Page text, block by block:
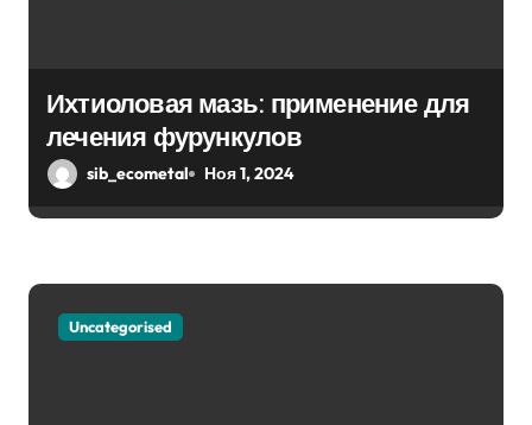
п
и
я
Ихтиоловая мазь: применение для
лечения фурункулов
sib_ecometal Ноя 1, 2024
Uncategorised